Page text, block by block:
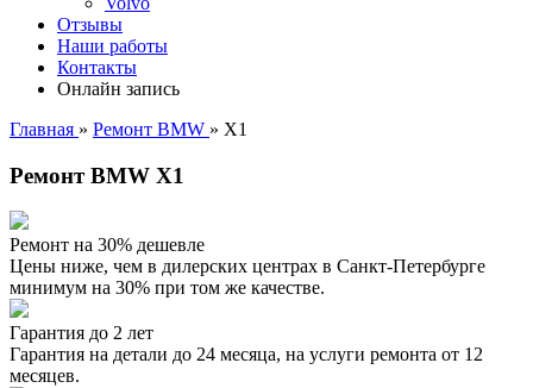
Отзывы
Наши работы
Контакты
Онлайн запись
Главная » Ремонт BMW » X1
Ремонт BMW X1
Ремонт на 30% дешевле
Цены ниже, чем в дилерских центрах в Санкт-Петербурге
минимум на 30% при том же качестве.
Гарантия до 2 лет
Гарантия на детали до 24 месяца, на услуги ремонта от 12
месяцев.